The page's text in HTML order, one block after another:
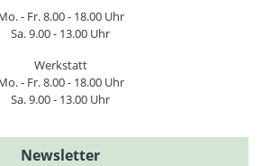
- Fr. 8.00 - 18.00 Uhr
Sa. 9.00 - 13.00 Uhr
Werkstatt
- Fr. 8.00 - 18.00 Uhr
Sa. 9.00 - 13.00 Uhr
Newsletter